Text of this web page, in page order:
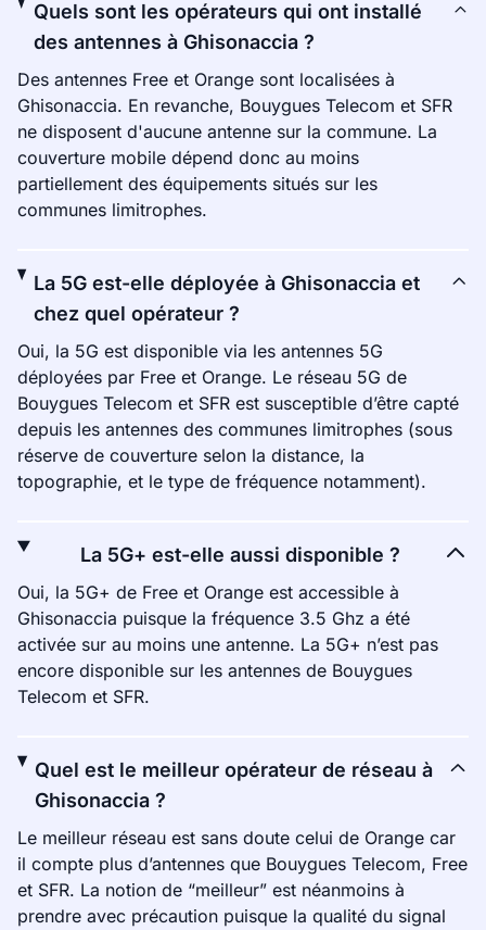
Quels sont les opérateurs qui ont installé
des antennes à Ghisonaccia ?
Des antennes Free et Orange sont localisées à
Ghisonaccia. En revanche, Bouygues Telecom et SFR
ne disposent d'aucune antenne sur la commune. La
couverture mobile dépend donc au moins
partiellement des équipements situés sur les
communes limitrophes.
La 5G est-elle déployée à Ghisonaccia et
chez quel opérateur ?
Oui, la 5G est disponible via les antennes 5G
déployées par Free et Orange. Le réseau 5G de
Bouygues Telecom et SFR est susceptible d’être capté
depuis les antennes des communes limitrophes (sous
réserve de couverture selon la distance, la
topographie, et le type de fréquence notamment).
La 5G+ est-elle aussi disponible ?
Oui, la 5G+ de Free et Orange est accessible à
Ghisonaccia puisque la fréquence 3.5 Ghz a été
activée sur au moins une antenne. La 5G+ n’est pas
encore disponible sur les antennes de Bouygues
Telecom et SFR.
Quel est le meilleur opérateur de réseau à
Ghisonaccia ?
Le meilleur réseau est sans doute celui de Orange car
il compte plus d’antennes que Bouygues Telecom, Free
et SFR. La notion de “meilleur” est néanmoins à
prendre avec précaution puisque la qualité du signal